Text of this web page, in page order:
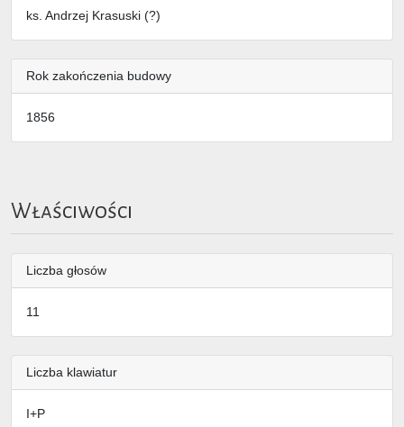
ks. Andrzej Krasuski (?)
Rok zakończenia budowy
1856
Właściwości
Liczba głosów
11
Liczba klawiatur
I+P